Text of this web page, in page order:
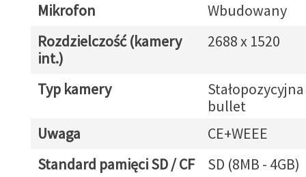
Mikrofon
Wbudowany
Rozdzielczość (kamery
int.)
2688 x 1520
Typ kamery
bullet
Uwaga
CE+WEEE
Standard pamięci SD / CF
SD (8MB - 4GB)